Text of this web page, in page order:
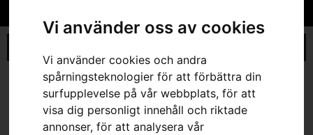
Vi använder oss av cookies
Vi använder cookies och andra
spårningsteknologier för att förbättra din
surfupplevelse på vår webbplats, för att
visa dig personligt innehåll och riktade
annonser, för att analysera vår
»Webbutik»Gräsklinga med rigg BCA 850/24